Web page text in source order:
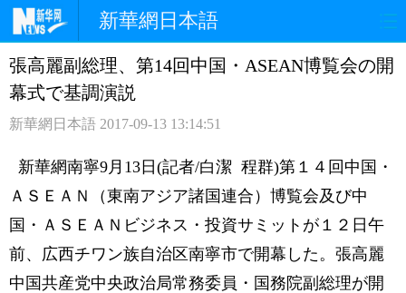
新華網日本語
ホームページ 政治 経済
観光 評論 写真
中日対訳
張高麗副総理、第14回中国・ASEAN博覧会の開
幕式で基調演説
新華網日本語 2017-09-13 13:14:51
新華網南寧9月13日(記者/白潔 程群)第１４回中国・
ＡＳＥＡＮ（東南アジア諸国連合）博覧会及び中
国・ＡＳＥＡＮビジネス・投資サミットが１２日午
前、広西チワン族自治区南寧市で開幕した。張高麗
中国共産党中央政治局常務委員・国務院副総理が開